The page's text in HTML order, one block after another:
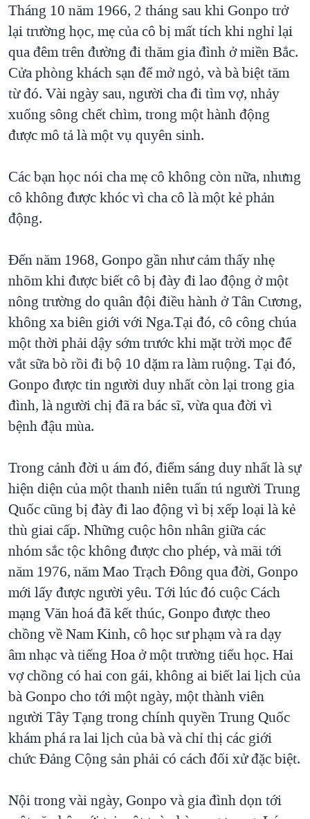
Tháng 10 năm 1966, 2 tháng sau khi Gonpo trở
lại trường học, mẹ của cô bị mất tích khi nghỉ lại
qua đêm trên đường đi thăm gia đình ở miền Bắc.
Cửa phòng khách sạn để mở ngỏ, và bà biệt tăm
từ đó. Vài ngày sau, người cha đi tìm vợ, nhảy
xuống sông chết chìm, trong một hành động
được mô tả là một vụ quyên sinh.
Các bạn học nói cha mẹ cô không còn nữa, nhưng
cô không được khóc vì cha cô là một kẻ phản
động.
Đến năm 1968, Gonpo gần như cảm thấy nhẹ
nhõm khi được biết cô bị đày đi lao động ở một
nông trường do quân đội điều hành ở Tân Cương,
không xa biên giới với Nga.Tại đó, cô công chúa
một thời phải dậy sớm trước khi mặt trời mọc để
vắt sữa bò rồi đi bộ 10 dặm ra làm ruộng. Tại đó,
Gonpo được tin người duy nhất còn lại trong gia
đình, là người chị đã ra bác sĩ, vừa qua đời vì
bệnh đậu mùa.
Trong cảnh đời u ám đó, điểm sáng duy nhất là sự
hiện diện của một thanh niên tuấn tú người Trung
Quốc cũng bị đày đi lao động vì bị xếp loại là kẻ
thù giai cấp. Những cuộc hôn nhân giữa các
nhóm sắc tộc không được cho phép, và mãi tới
năm 1976, năm Mao Trạch Đông qua đời, Gonpo
mới lấy được người yêu. Tới lúc đó cuộc Cách
mạng Văn hoá đã kết thúc, Gonpo được theo
chồng về Nam Kinh, cô học sư phạm và ra dạy
âm nhạc và tiếng Hoa ở một trường tiểu học. Hai
vợ chồng có hai con gái, không ai biết lai lịch của
bà Gonpo cho tới một ngày, một thành viên
người Tây Tạng trong chính quyền Trung Quốc
khám phá ra lai lịch của bà và chỉ thị các giới
chức Đảng Cộng sản phải có cách đối xử đặc biệt.
Nội trong vài ngày, Gonpo và gia đình dọn tới